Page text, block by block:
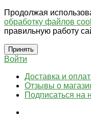
Продолжая
обработку файлов
правильную работу
Принять
Войти
Доставка и
Отзывы о
Подписаться на